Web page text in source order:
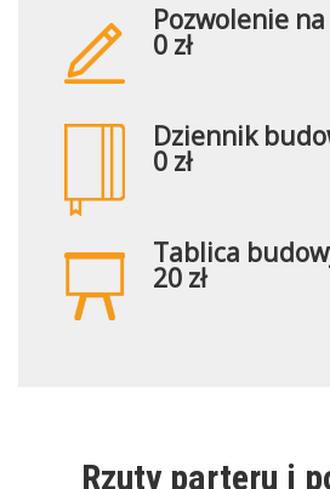
Pozwolenie
0 zł
Dziennik
0 zł
Tablica
20 zł
Rzuty parteru i